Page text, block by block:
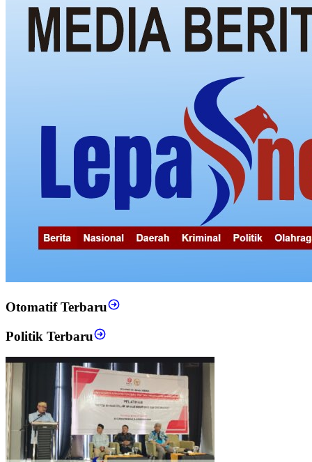
Otomatif Terbaru
Politik Terbaru